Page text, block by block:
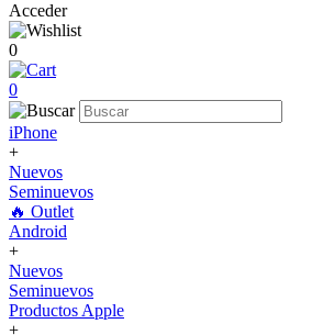
Acceder
0
0
iPhone
+
Nuevos
Seminuevos
🔥 Outlet
Android
+
Nuevos
Seminuevos
Productos Apple
+